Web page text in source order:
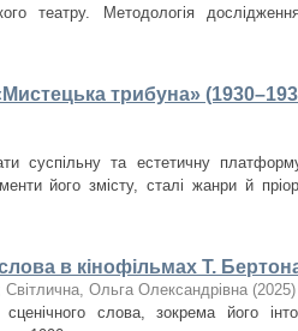
театру. Методологія
трибуна»
суспільну та естетичну
його змісту, сталі жанри й
в кінофільмах Т.
Світлична, Ольга Олександрівна (2025)
слова, зокрема його